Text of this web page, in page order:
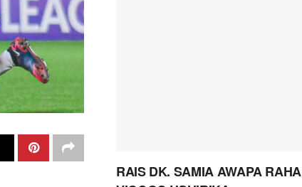
RAIS DK. SAMIA AWAPA RAHA